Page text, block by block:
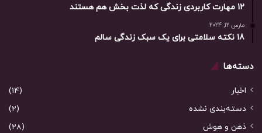
12 مهارت کاربردی زندگی که لذت بخش هم هستند
مارس 12, 2024
18 نکته سلامتی برای یک سبک زندگی سالم
دسته‌ها
اخبار
(14)
دسته‌بندی نشده
(2)
ذهن و هوش
(28)